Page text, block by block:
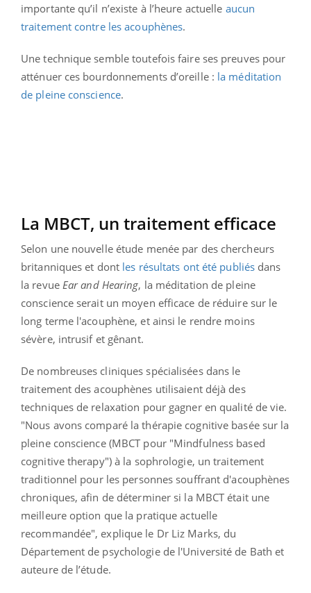
importante qu’il n’existe à l’heure actuelle aucun
traitement contre les acouphènes.
Une technique semble toutefois faire ses preuves pour
atténuer ces bourdonnements d’oreille : la méditation
de pleine conscience.
La MBCT, un traitement efficace
Selon une nouvelle étude menée par des chercheurs
britanniques et dont les résultats ont été publiés dans
la revue Ear and Hearing, la méditation de pleine
conscience serait un moyen efficace de réduire sur le
long terme l'acouphène, et ainsi le rendre moins
sévère, intrusif et gênant.
De nombreuses cliniques spécialisées dans le
traitement des acouphènes utilisaient déjà des
techniques de relaxation pour gagner en qualité de vie.
"Nous avons comparé la thérapie cognitive basée sur la
pleine conscience (MBCT pour "Mindfulness based
cognitive therapy") à la sophrologie, un traitement
traditionnel pour les personnes souffrant d'acouphènes
chroniques, afin de déterminer si la MBCT était une
meilleure option que la pratique actuelle
recommandée", explique le Dr Liz Marks, du
Département de psychologie de l'Université de Bath et
auteure de l’étude.